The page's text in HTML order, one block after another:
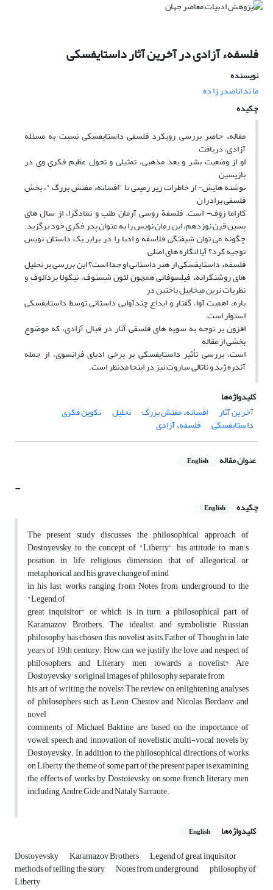
فلسفهء آزادی در آخرین آثار داستایفسکی
نویسنده
ما ند اناصدر زا ده
چکیده
مقالهء حاضر بررسی رویکرد فلسفی داستایفسکی نسبت به مسئله
آزادی، دریافت
او از وضعیت بشر و بعد مذهبی، تمثیلی و تحول عظیم فکری وی در
بازپسین
نوشته هایش- از خاطرات زیر زمینی تا "افسانهء مفتش بزرگ "، بخش
فلسفی برادرا ن
کاراما زوف- است. فلسفة روسی آرمان طلب و نمادگرا، از سال های
پسین قرن نوزدهم، این رمان نویس را به عنوان پدر فکری خود برگزید.
چگونه می توان شیفتگی فلاسفه و ادبا را در برابر یک داستان نویس
توجیه کرد؟ آیا انگاره های اصلی
فلسفهء داستایفسکی از هنر داستانی او جدا است؟ این بررسی بر تحلیل
های روشنگرانهء فیلسوفانی همچون لئون شستوف، نیکولا بردائوف و
نظریات نرین میخاییل باختین در
بارهء اهمیت آوا، گفتار و ابداع چندآوایی داستانی توسط داستایفسکی
استوار است.
افزون بر توجه به سویه های فلسفی آثار در قبال آزادی، که موضوع
بخشی از مقاله
است، بررسی تأثیر داستایفسکی بر برخی ادبای فرانسوی، از جمله
آندره ژید و ناتالی ساروت نیز در اینجا مدنظر است.
کلیدواژه‌ها
آخر ین آثار
افسانهء مفتش بزرگ تحلیل تکوین فکری
داستایفسکی فلسفهء آزادی
عنوان مقاله English
-
چکیده English
The present study discusses the philosophical approach of
Dostoyevsky to the concept of "Liberty", his attitude to man's
position in life, religious dimension, that of allegorical or
metaphorical and his grave change of mind
in his last works ranging from Notes from underground to the
"Legend of
great inquisitor" or which is, in turn, a philosophical part of
Karamazov Brothers. The idealist and symbolistie Russian
philosophy has chosen this novelist as its Father of Thought in late
years of 19th century. How can we justify the love and nespect of
philosophers and Literary men towards a novelist? Are
Dostoyevsky' s original images of philosophy separate from
his art of writing the novels? The review on enlightening analyses
of philosophers such as Leon Chestov and Nicolas Berdaov and
novel
comments of Michael Baktine are based on the importance of
vowel, speech and innovation of novelistic multi-vocal novels by
Dostoyevsky. In addition to the philosophical directions of works
on Liberty, the theme of some part of the present paper is examining
the effects of works by Dostoievsky on some french literary men
including Andre Gide and Nataly Sarraute.
کلیدواژه‌ها English
Dostoyevsky Karamazov Brothers Legend of great inquisitor
methods of telling the story Notes from underground philosophy of
Liberty